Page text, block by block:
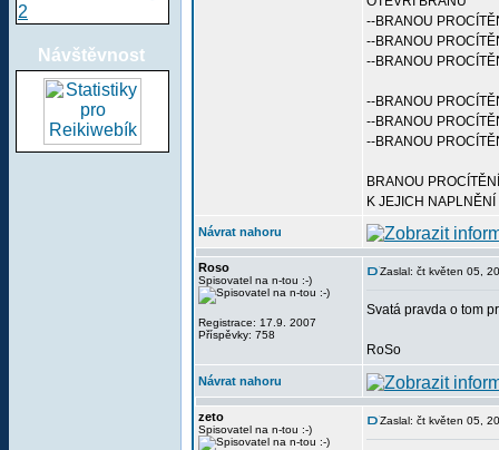
2
Návštěvnost
--BRANOU
--BRANOU
--BRANOU
--BRANOU
--BRANOU
--BRANOU
BRANOU
K JEJICH
Návrat nahoru
Roso
Spisovatel na n-tou :-)
Registrace: 17.9. 2007
Příspěvky: 758
Zaslal: čt květen 05,
Svatá pravda o tom
RoSo
Návrat nahoru
zeto
Spisovatel na n-tou :-)
Zaslal: čt květen 05,